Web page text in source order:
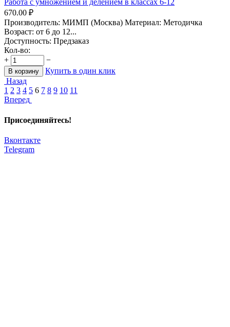
Работа с умножением и делением в классах 6-12
670.00 ₽
Производитель: МИМП (Москва) Материал: Методичка
Возраст: от 6 до 12...
Доступность: Предзаказ
Кол-во:
+
−
В корзину
Купить в один клик
Назад
1 2 3 4 5 6 7 8 9 10 11
Вперед
Присоединяйтесь!
Вконтакте
Telegram